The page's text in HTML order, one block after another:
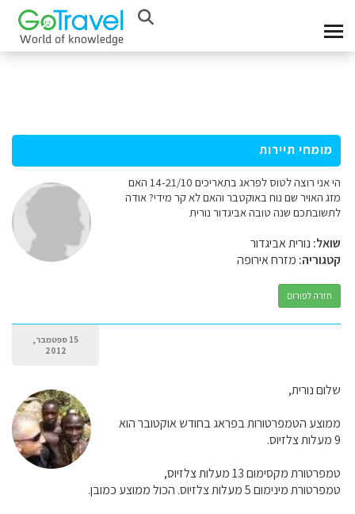
מומחי תיירות
הי אני רוצה לטוס לפראג בתאריכים 14-21/10 האם
מזג האויר שם נוח באוקטבר והאם לא קר מידי? אודה
לתשובתכם שנה טובה אביגדור נורית
שואל: נורית אביגדור
קטגוריה: מזרח אירופה
חזרה לפורום
15 ספטמבר,
2012
שלום נורית,
ממוצע הטמפרטורות בפראג בחודש אוקטובר הוא
9 מעלות צלזיוס.
טמפרטורת מקסימום 13 מעלות צלזיוס,
טמפרטורת מינימום 5 מעלות צלזיוס. הכול ממוצע כמובן.